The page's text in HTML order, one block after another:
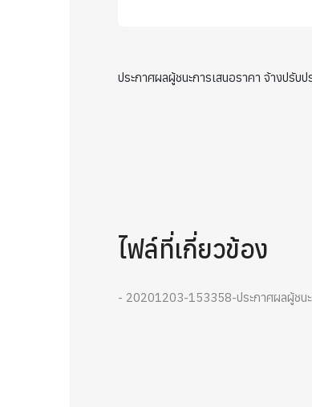
ประกาศผลผู้ชนะการเสนอราคา จ้างปรับ
ไฟล์ที่เกี่ยวข้อง
- 20201203-153358-ประกาศผลผู้ชนะ